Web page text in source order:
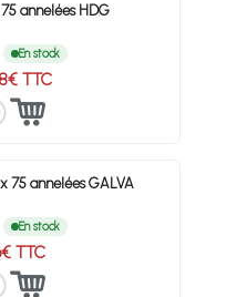
75 annelées HDG
En stock
TTC
x 75 annelées GALVA
En stock
TTC